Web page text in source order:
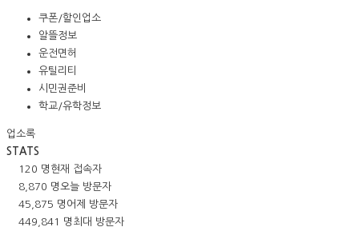
쿠폰/할인업소
알뜰정보
운전면허
유틸리티
시민권준비
학교/유학정보
업소록
STATS
120 명 현재 접속자
8,870 명오늘 방문자
45,875 명 어제 방문자
449,841 명 최대 방문자